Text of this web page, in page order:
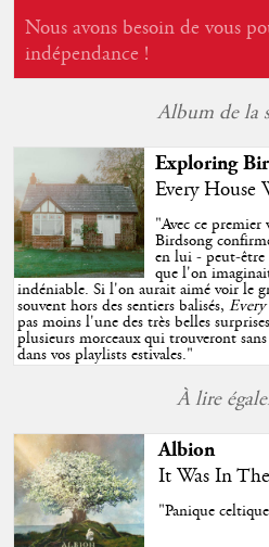
Nous avons besoin de vous
indépendance !
Album de la
Exploring
Every House
"Avec ce
Birdsong
en lui - peut-être
que l'on
indéniable. Si l'on aurait aimé voir le
souvent hors des sentiers balisés,
pas moins l'une des très belles
plusieurs morceaux qui trouveront
dans vos playlists estivales."
À lire
Albion
It Was In
"Panique